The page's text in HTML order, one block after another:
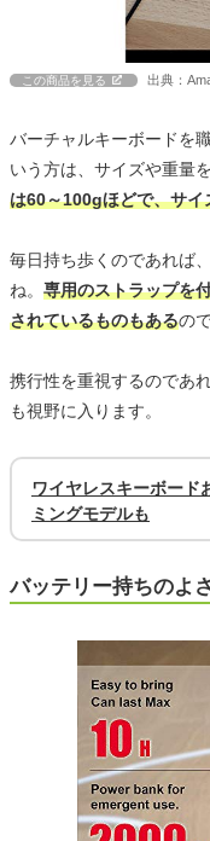
この商品を見る 出典：
バーチャルキーボードを
いう方は、サイズや重量
は60～100gほどで、サイ
毎日持ち歩くのであれば
ね。 専用のストラップを
されているものもあるの
携行性を重視するのであ
も視野に入ります。
ワイヤレスキーボード
ミングモデルも
バッテリー持ちのよ